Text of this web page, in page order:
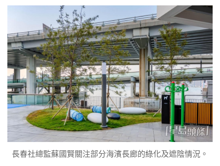
長春社總監蘇國賢關注部分海濱長廊的綠化及遮陰情況。